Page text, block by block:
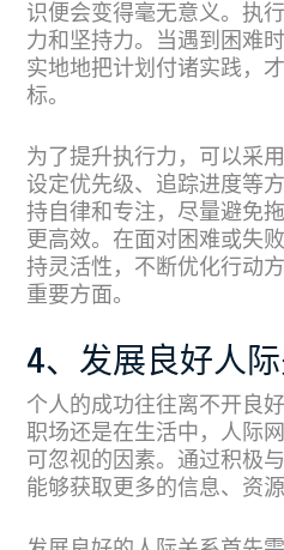
识便会变得毫无意义。执
力和坚持力。当遇到困难
实地地把计划付诸实践，
标。
为了提升执行力，可以采
设定优先级、追踪进度等
持自律和专注，尽量避免
更高效。在面对困难或失
持灵活性，不断优化行动
重要方面。
4、发展良好人
个人的成功往往离不开良
职场还是在生活中，人际
可忽视的因素。通过积极
能够获取更多的信息、资源